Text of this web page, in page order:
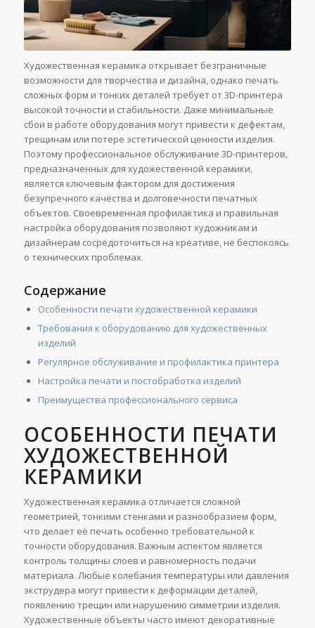
Художественная керамика открывает безграничные
возможности для творчества и дизайна, однако печать
сложных форм и тонких деталей требует от 3D-принтера
высокой точности и стабильности. Даже минимальные
сбои в работе оборудования могут привести к дефектам,
трещинам или потере эстетической ценности изделия.
Поэтому профессиональное обслуживание 3D-принтеров,
предназначенных для художественной керамики,
является ключевым фактором для достижения
безупречного качества и долговечности печатных
объектов. Своевременная профилактика и правильная
настройка оборудования позволяют художникам и
дизайнерам сосредоточиться на креативе, не беспокоясь
о технических проблемах.
Содержание
Особенности печати художественной керамики
Требования к оборудованию для художественных
изделий
Регулярное обслуживание и профилактика принтера
Настройка печати и постобработка изделий
Преимущества профессионального сервиса
ОСОБЕННОСТИ ПЕЧАТИ
ХУДОЖЕСТВЕННОЙ
КЕРАМИКИ
Художественная керамика отличается сложной
геометрией, тонкими стенками и разнообразием форм,
что делает её печать особенно требовательной к
точности оборудования. Важным аспектом является
контроль толщины слоев и равномерность подачи
материала. Любые колебания температуры или давления
экструдера могут привести к деформации деталей,
появлению трещин или нарушению симметрии изделия.
Художественные объекты часто имеют декоративные